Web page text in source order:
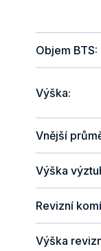
Objem BTS:
Výška:
Vnější
Výška
Revizní
Výška